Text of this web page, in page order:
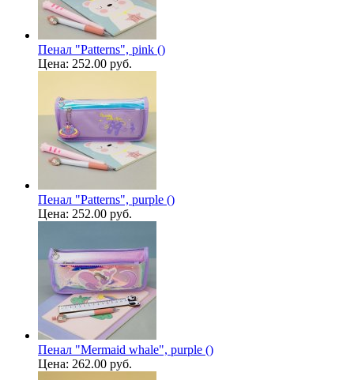
Пенал "Patterns", pink ()
Цена: 252.00 руб.
Пенал "Patterns", purple ()
Цена: 252.00 руб.
Пенал "Mermaid whale", purple ()
Цена: 262.00 руб.